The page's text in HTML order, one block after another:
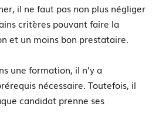
il ne faut pas non plus négliger
critères pouvant faire la
et un moins bon prestataire.
une formation, il n’y a
nécessaire. Toutefois, il
candidat prenne ses